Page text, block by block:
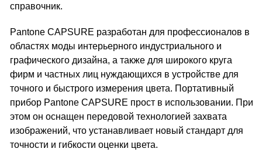
справочник.
Pantone CAPSURE разработан для профессионалов в
областях моды интерьерного индустриального и
графического дизайна, а также для широкого круга
фирм и частных лиц нуждающихся в устройстве для
точного и быстрого измерения цвета. Портативный
прибор Pantone CAPSURE прост в использовании. При
этом он оснащен передовой технологией захвата
изображений, что устанавливает новый стандарт для
точности и гибкости оценки цвета.